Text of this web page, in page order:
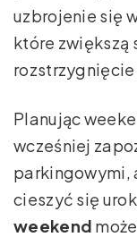
uzbrojenie się
które zwiększą
rozstrzygnięcie
Planując
wcześniej
parkingowymi,
cieszyć się
weekend